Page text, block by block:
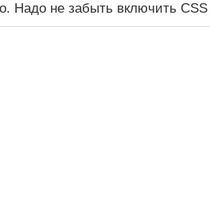
Надо не забыть включить